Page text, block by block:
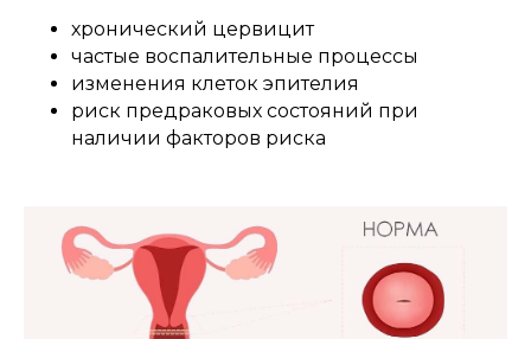
хронический цервицит
частые воспалительные процессы
изменения клеток эпителия
риск предраковых состояний при
наличии факторов риска